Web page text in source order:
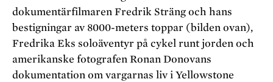
dokumentärfilmaren Fredrik Sträng och hans
bestigningar av 8000-meters toppar (bilden ovan),
Fredrika Eks soloäventyr på cykel runt jorden och
amerikanske fotografen Ronan Donovans
dokumentation om vargarnas liv i Yellowstone